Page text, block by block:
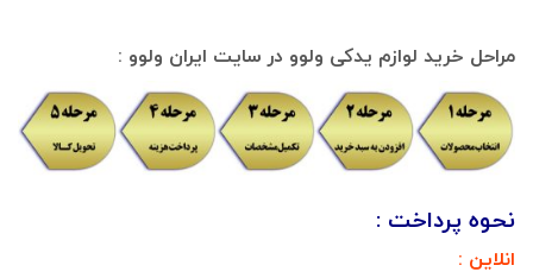
مراحل خرید لوازم یدکی ولوو در سایت ایران ولوو :
نحوه پرداخت :
انلاین :